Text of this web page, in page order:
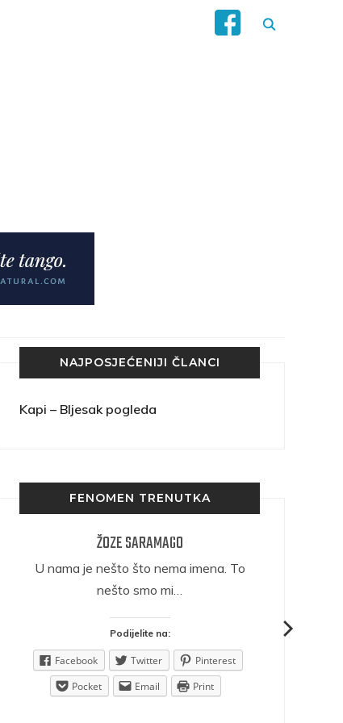
NAJPOSJEĆENIJI ČLANCI
Kapi – Bljesak pogleda
FENOMEN TRENUTKA
ŽOZE SARAMAGO
U nama je nešto što nema imena. To
nešto smo mi…
Podijelite na:
Facebook Twitter
Pinterest
Pocket
Email Print